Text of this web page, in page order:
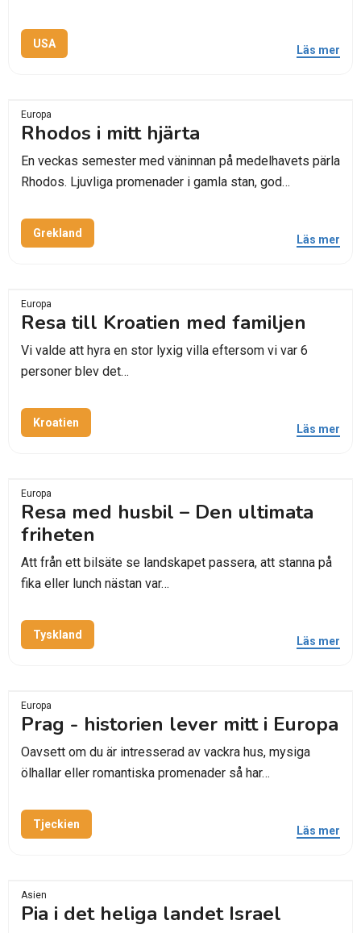
USA Läs mer
Europa
Rhodos i mitt hjärta
En veckas semester med väninnan på medelhavets pärla
Rhodos. Ljuvliga promenader i gamla stan, god…
Grekland Läs mer
Europa
Resa till Kroatien med familjen
Vi valde att hyra en stor lyxig villa eftersom vi var 6
personer blev det…
Kroatien Läs mer
Europa
Resa med husbil – Den ultimata
friheten
Att från ett bilsäte se landskapet passera, att stanna på
fika eller lunch nästan var…
Tyskland Läs mer
Europa
Prag - historien lever mitt i Europa
Oavsett om du är intresserad av vackra hus, mysiga
ölhallar eller romantiska promenader så har…
Tjeckien Läs mer
Asien
Pia i det heliga landet Israel